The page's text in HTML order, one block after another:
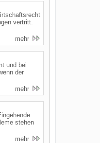
vertritt.
mehr
und bei
der
mehr
stehen
mehr